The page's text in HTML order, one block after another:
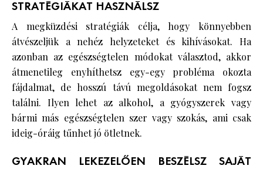
STRATÉGIÁKAT HASZNÁLSZ
A megküzdési stratégiák célja, hogy könnyebben
átvészeljük a nehéz helyzeteket és kihívásokat. Ha
azonban az egészségtelen módokat választod, akkor
átmenetileg enyhíthetsz egy-egy probléma okozta
fájdalmat, de hosszú távú megoldásokat nem fogsz
találni. Ilyen lehet az alkohol, a gyógyszerek vagy
bármi más egészségtelen szer vagy szokás, ami csak
ideig-óráig tűnhet jó ötletnek.
GYAKRAN LEKEZELŐEN BESZÉLSZ SAJÁT